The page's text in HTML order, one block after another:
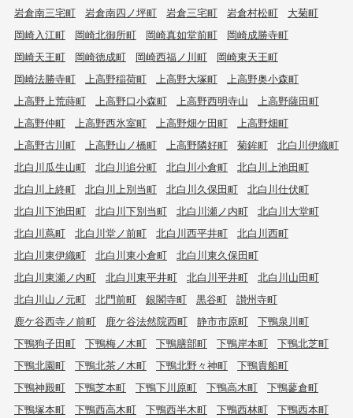
岩倉南三宅町 岩倉南四ノ坪町 岩倉三宅町 岩倉村松町
大菊町
岡崎入江町
岡崎北御所町 岡崎真如堂前町
岡崎成勝寺町
岡崎天王町
岡崎徳成町 岡崎西福ノ川町
岡崎東天王町
岡崎法勝寺町
上高野稲荷町 上高野大塚町
上高野奥小森町
上高野上荒蒔町
上高野口小森町 上高野西明寺山
上高野薩田町
上高野仲町
上高野西氷室町 上高野畑ケ田町
上高野畑町
上高野古川町
上高野山ノ橋町 上高野隣好町 菊鉾町
北白川伊織町
北白川瓜生山町
北白川追分町 北白川小倉町
北白川上池田町
北白川上終町
北白川上別当町 北白川久保田町
北白川仕伏町
北白川下池田町
北白川下別当町 北白川瀬ノ内町
北白川大堂町
北白川蔦町
北白川堂ノ前町 北白川西平井町
北白川西町
北白川東伊織町
北白川東小倉町
北白川東久保田町
北白川東瀬ノ内町
北白川東平井町 北白川平井町
北白川山田町
北白川山ノ元町
北門前町 銀閣寺町 黒谷町
讃州寺町
鹿ケ谷西寺ノ前町
鹿ケ谷法然院西町 静市市原町
下鴨泉川町
下鴨狗子田町
下鴨梅ノ木町 下鴨膳部町 下鴨岸本町
下鴨北芝町
下鴨北園町
下鴨北茶ノ木町 下鴨北野々神町
下鴨貴船町
下鴨神殿町
下鴨芝本町 下鴨下川原町 下鴨高木町
下鴨蓼倉町
下鴨塚本町
下鴨西高木町 下鴨西半木町 下鴨西林町
下鴨西本町